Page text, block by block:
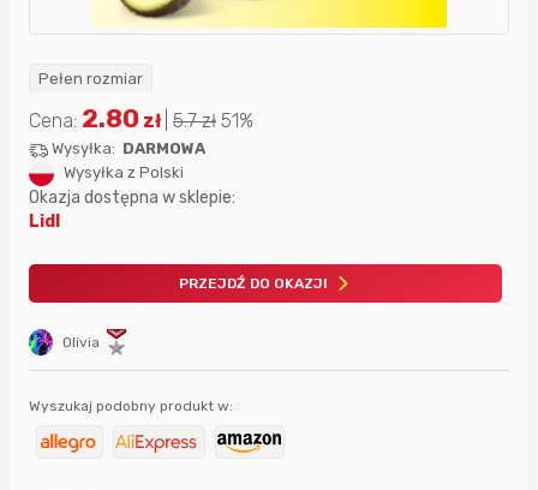
Pełen rozmiar
Olivia
Cena: 2.80 zł 5.7zł 51%
Wysyłka: DARMOWA
Wysyłka z Polski
Okazja dostępna w sklepie:
Lidl
PRZEJDŹ DO OKAZJI
Wyszukaj podobny produkt w: